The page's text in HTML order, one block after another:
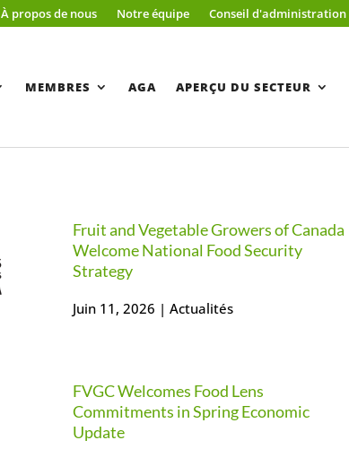
À propos de nous Notre équipe Conseil d'administration
MEMBRES AGA APERÇU DU SECTEUR
Fruit and Vegetable Growers of Canada
Welcome National Food Security
Strategy
Juin 11, 2026 | Actualités
FVGC Welcomes Food Lens
Commitments in Spring Economic
Update